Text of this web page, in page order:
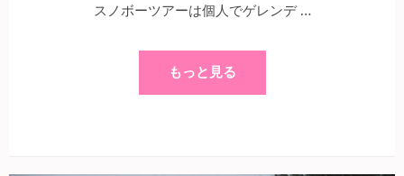
スノボーツアーは個人でゲレンデ …
もっと見る